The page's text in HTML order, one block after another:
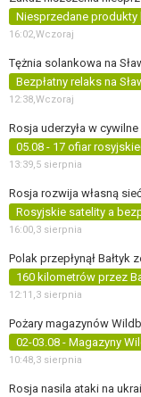
Niesprzedane
16:02,Wczoraj
Tężnia solankowa na
Bezpłatny relaks na
12:38,Wczoraj
Rosja uderzyła w
05.08 - 17 ofiar
13:39,5 sierpnia
Rosja rozwija własną
Rosyjskie satelity a
16:00,3 sierpnia
Polak przepłynął Bałtyk
160 kilometrów przez
12:11,3 sierpnia
Pożary magazynów
02-03.08 - Magazyny
10:48,3 sierpnia
Rosja nasila ataki na